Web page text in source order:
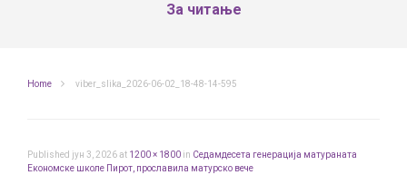
За читање
Home viber_slika_2026-06-02_18-48-14-595
Published јун 3, 2026at 1200 × 1800 in Седамдесета генерација матураната
Економске школе Пирот, прославила матурско вече